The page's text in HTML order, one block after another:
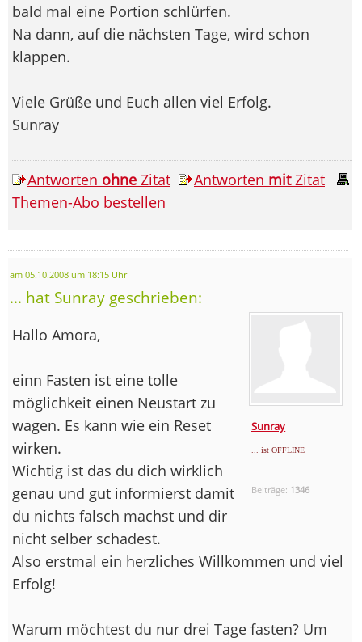
bald mal eine Portion schlürfen.
Na dann, auf die nächsten Tage, wird schon
klappen.
Viele Grüße und Euch allen viel Erfolg.
Sunray
Antworten ohne Zitat Antworten mitZitat
Themen-Abo bestellen
am 05.10.2008 um 18:15 Uhr
... hat Sunray geschrieben:
Sunray
... ist OFFLINE
Beiträge: 1346
Hallo Amora,
einn Fasten ist eine tolle
möglichkeit einen Neustart zu
wagen. Es kann wie ein Reset
wirken.
Wichtig ist das du dich wirklich
genau und gut informierst damit
du nichts falsch machst und dir
nicht selber schadest.
Also erstmal ein herzliches Willkommen und viel
Erfolg!
Warum möchtest du nur drei Tage fasten? Um